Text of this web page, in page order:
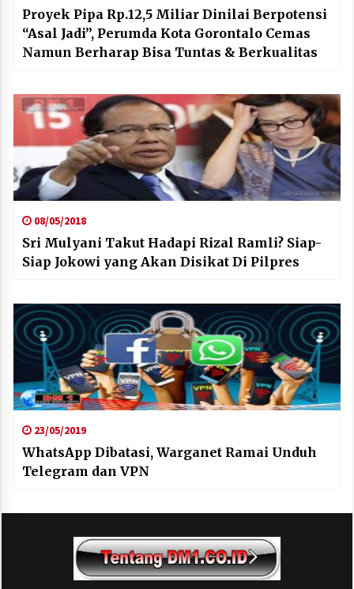
Proyek Pipa Rp.12,5 Miliar Dinilai Berpotensi
“Asal Jadi”, Perumda Kota Gorontalo Cemas
Namun Berharap Bisa Tuntas & Berkualitas
08/05/2018
Sri Mulyani Takut Hadapi Rizal Ramli? Siap-
Siap Jokowi yang Akan Disikat Di Pilpres
23/05/2019
WhatsApp Dibatasi, Warganet Ramai Unduh
Telegram dan VPN